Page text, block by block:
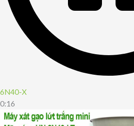
6N40-X
0:16